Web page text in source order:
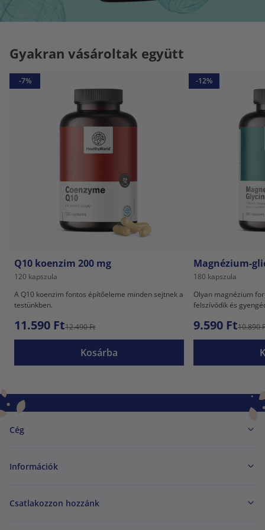
Gyakran vásároltak együtt
-7%
Q10 koenzim 200 mg
120 kapszula
A Q10 koenzim fontos építőeleme minden sejtnek a
testünkben.
11.590 Ft12.490 Ft
Kosárba
-12%
Magnézium-
180 kapszula
Olyan magnézium
felszívódik és
9.590 Ft10.890
Cég
Információk
Csatlakozzon hozzánk